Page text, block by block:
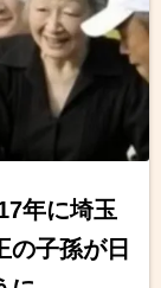
年に埼玉
子孫が日